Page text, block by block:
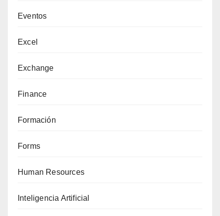
Eventos
Excel
Exchange
Finance
Formación
Forms
Human Resources
Inteligencia Artificial